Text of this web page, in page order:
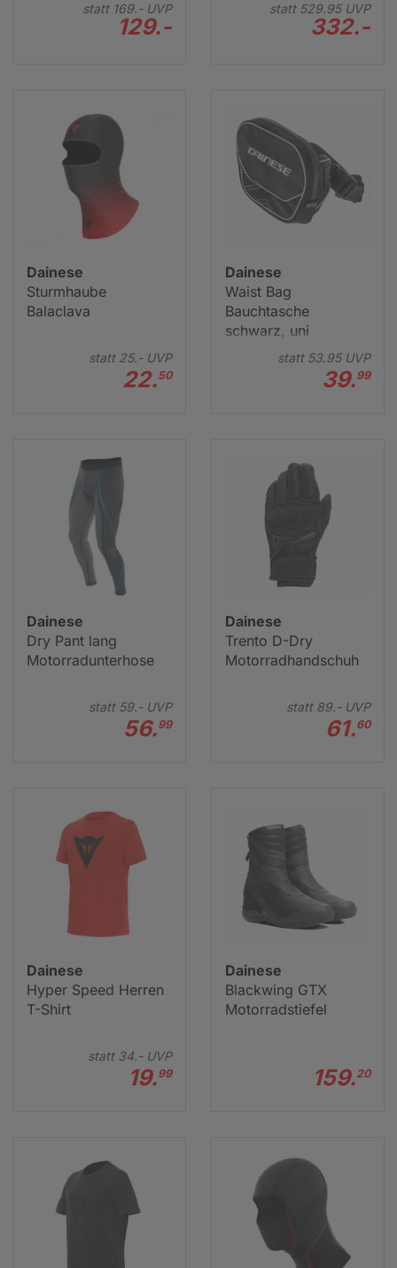
statt 169.-UVP
129.-
statt 529.95UVP
332.-
Dainese
Sturmhaube
Balaclava
statt 25.-UVP
22.50
Dainese
Waist Bag
Bauchtasche
schwarz, uni
statt 53.95UVP
39.99
Dainese
Dry Pant lang
Motorradunterhose
statt 59.-UVP
56.99
Dainese
Trento D-Dry
Motorradhandschuh
statt 89.-UVP
61.60
Dainese
Hyper Speed Herren
T-Shirt
statt 34.-UVP
19.99
Dainese
Blackwing GTX
Motorradstiefel
159.20